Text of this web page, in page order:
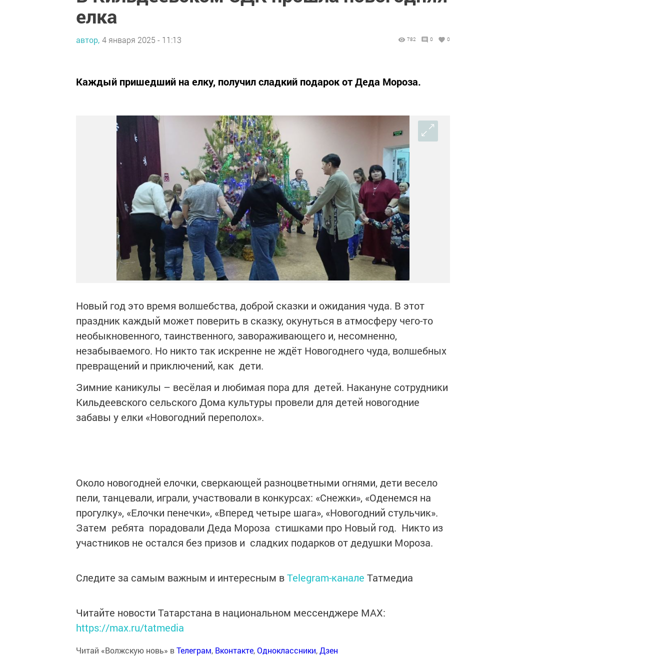
елка
автор, 4 января 2025 - 11:13 782 0 0
Каждый пришедший на елку, получил сладкий подарок от Деда Мороза.
Новый год это время волшебства, доброй сказки и ожидания чуда. В этот
праздник каждый может поверить в сказку, окунуться в атмосферу чего-то
необыкновенного, таинственного, завораживающего и, несомненно,
незабываемого. Но никто так искренне не ждёт Новогоднего чуда, волшебных
превращений и приключений, как дети.
Зимние каникулы – весёлая и любимая пора для детей. Накануне сотрудники
Кильдеевского сельского Дома культуры провели для детей новогодние
забавы у елки «Новогодний переполох».
Около новогодней елочки, сверкающей разноцветными огнями, дети весело
пели, танцевали, играли, участвовали в конкурсах: «Снежки», «Оденемся на
прогулку», «Елочки пенечки», «Вперед четыре шага», «Новогодний стульчик».
Затем ребята порадовали Деда Мороза стишками про Новый год. Никто из
участников не остался без призов и сладких подарков от дедушки Мороза.
Следите за самым важным и интересным вTelegram-канале Татмедиа
Читайте новости Татарстана в национальном мессенджере MАХ:
https://max.ru/tatmedia
Читай «Волжскую новь» вТелеграм, Вконтакте,Одноклассники,Дзен